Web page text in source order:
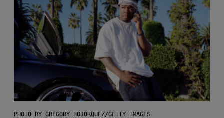
PHOTO BY GREGORY BOJORQUEZ/GETTY IMAGES